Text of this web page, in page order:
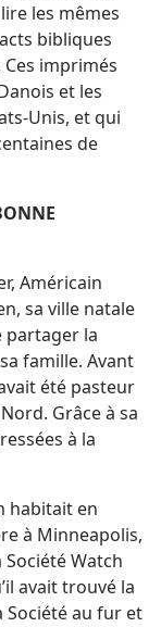
les mêmes
bibliques
imprimés
et les
Unis, et qui
de
Américain
sa ville natale
partager la
famille. Avant
été pasteur
Grâce à sa
à la
habitait en
à Minneapolis,
Watch
avait trouvé la
Société au fur et